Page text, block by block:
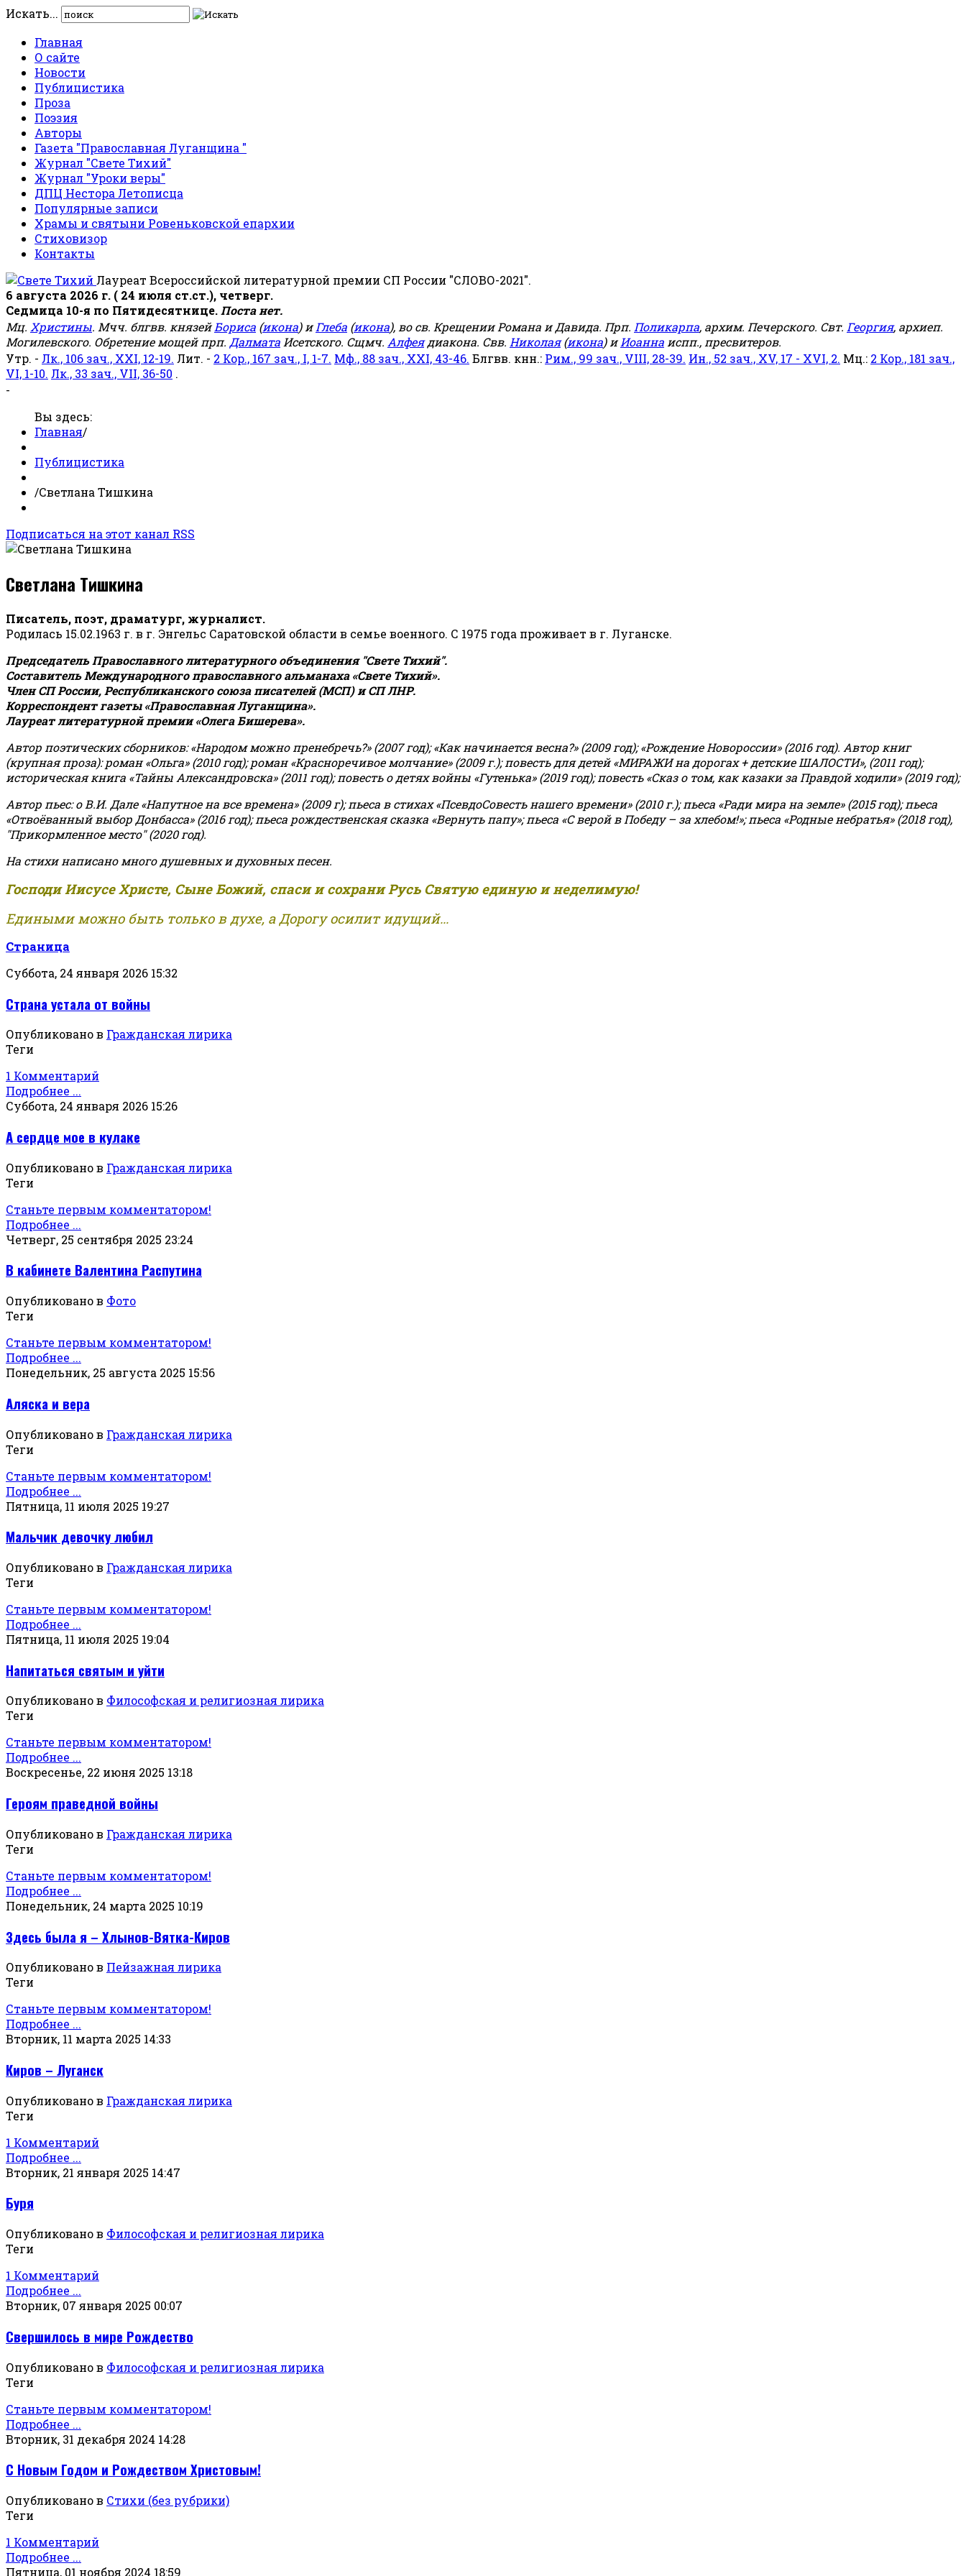
Искать...
Главная
О сайте
Новости
Публицистика
Проза
Поэзия
Авторы
Газета "Православная Луганщина "
Журнал "Свете Тихий"
Журнал "Уроки веры"
ДПЦ Нестора Летописца
Популярные записи
Храмы и святыни Ровеньковской епархии
Стиховизор
Контакты
Лауреат Всероссийской литературной премии СП России "СЛОВО-2021".
6 августа 2026 г. ( 24 июля ст.ст.), четверг.
Седмица 10-я по Пятидесятнице. Поста нет.
Мц. Христины. Мчч. блгвв. князейБориса (икона) иГлеба (икона), во св. Крещении Романа и Давида. Прп. Поликарпа, архим. Печерского. Свт. Георгия, архиеп.
Могилевского. Обретение мощей прп. Далмата Исетского. Сщмч. Алфеядиакона. Свв. Николая(икона) иИоанна испп., пресвитеров.
Утр. - Лк., 106 зач., XXI, 12-19. Лит. - 2 Кор., 167 зач., I, 1-7. Мф., 88 зач., XXI, 43-46. Блгвв. кнн.: Рим., 99 зач., VIII, 28-39. Ин., 52 зач., XV, 17 - XVI, 2. Мц.: 2 Кор., 181 зач.,
VI, 1-10. Лк., 33 зач., VII, 36-50 .
-
Вы здесь:
Главная/
Публицистика
/Светлана Тишкина
Подписаться на этот канал RSS
Светлана Тишкина
Писатель, поэт, драматург, журналист.
Родилась 15.02.1963 г. в г. Энгельс Саратовской области в семье военного. С 1975 года проживает в г. Луганске.
Председатель Православного литературного объединения "Свете Тихий".
Составитель Международного православного альманаха «Свете Тихий».
Член СП России, Республиканского союза писателей (МСП) и СП ЛНР.
Корреспондент газеты «Православная Луганщина».
Лауреат литературной премии «Олега Бишерева».
Автор поэтических сборников: «Народом можно пренебречь?» (2007 год); «Как начинается весна?» (2009 год); «Рождение Новороссии» (2016 год). Автор книг
(крупная проза): роман «Ольга» (2010 год); роман «Красноречивое молчание» (2009 г.); повесть для детей «МИРАЖИ на дорогах + детские ШАЛОСТИ», (2011 год);
историческая книга «Тайны Александровска» (2011 год); повесть о детях войны «Гутенька» (2019 год); повесть «Сказ о том, как казаки за Правдой ходили» (2019 год);
Автор пьес: о В.И. Дале «Напутное на все времена» (2009 г); пьеса в стихах «ПсевдоСовесть нашего времени» (2010 г.); пьеса «Ради мира на земле» (2015 год); пьеса
«Отвоёванный выбор Донбасса» (2016 год); пьеса рождественская сказка «Вернуть папу»; пьеса «С верой в Победу – за хлебом!»;пьеса «Родные небратья» (2018 год),
"Прикормленное место" (2020 год).
На стихи написано много душевных и духовных песен.
Господи Иисусе Христе, Сыне Божий, спаси и сохрани Русь Святую единую и неделимую!
Едиными можно быть только в духе, а Дорогу осилит идущий...
Страница
Суббота, 24 января 2026 15:32
Страна устала от войны
Опубликовано в Гражданская лирика
Теги
1 Комментарий
Подробнее ...
Суббота, 24 января 2026 15:26
А сердце мое в кулаке
Опубликовано в Гражданская лирика
Теги
Станьте первым комментатором!
Подробнее ...
Четверг, 25 сентября 2025 23:24
В кабинете Валентина Распутина
Опубликовано в Фото
Теги
Станьте первым комментатором!
Подробнее ...
Понедельник, 25 августа 2025 15:56
Аляска и вера
Опубликовано в Гражданская лирика
Теги
Станьте первым комментатором!
Подробнее ...
Пятница, 11 июля 2025 19:27
Мальчик девочку любил
Опубликовано в Гражданская лирика
Теги
Станьте первым комментатором!
Подробнее ...
Пятница, 11 июля 2025 19:04
Напитаться святым и уйти
Опубликовано в Философская и религиозная лирика
Теги
Станьте первым комментатором!
Подробнее ...
Воскресенье, 22 июня 2025 13:18
Героям праведной войны
Опубликовано в Гражданская лирика
Теги
Станьте первым комментатором!
Подробнее ...
Понедельник, 24 марта 2025 10:19
Здесь была я – Хлынов-Вятка-Киров
Опубликовано в Пейзажная лирика
Теги
Станьте первым комментатором!
Подробнее ...
Вторник, 11 марта 2025 14:33
Киров – Луганск
Опубликовано в Гражданская лирика
Теги
1 Комментарий
Подробнее ...
Вторник, 21 января 2025 14:47
Буря
Опубликовано в Философская и религиозная лирика
Теги
1 Комментарий
Подробнее ...
Вторник, 07 января 2025 00:07
Свершилось в мире Рождество
Опубликовано в Философская и религиозная лирика
Теги
Станьте первым комментатором!
Подробнее ...
Вторник, 31 декабря 2024 14:28
С Новым Годом и Рождеством Христовым!
Опубликовано в Стихи (без рубрики)
Теги
1 Комментарий
Подробнее ...
Пятница, 01 ноября 2024 18:59